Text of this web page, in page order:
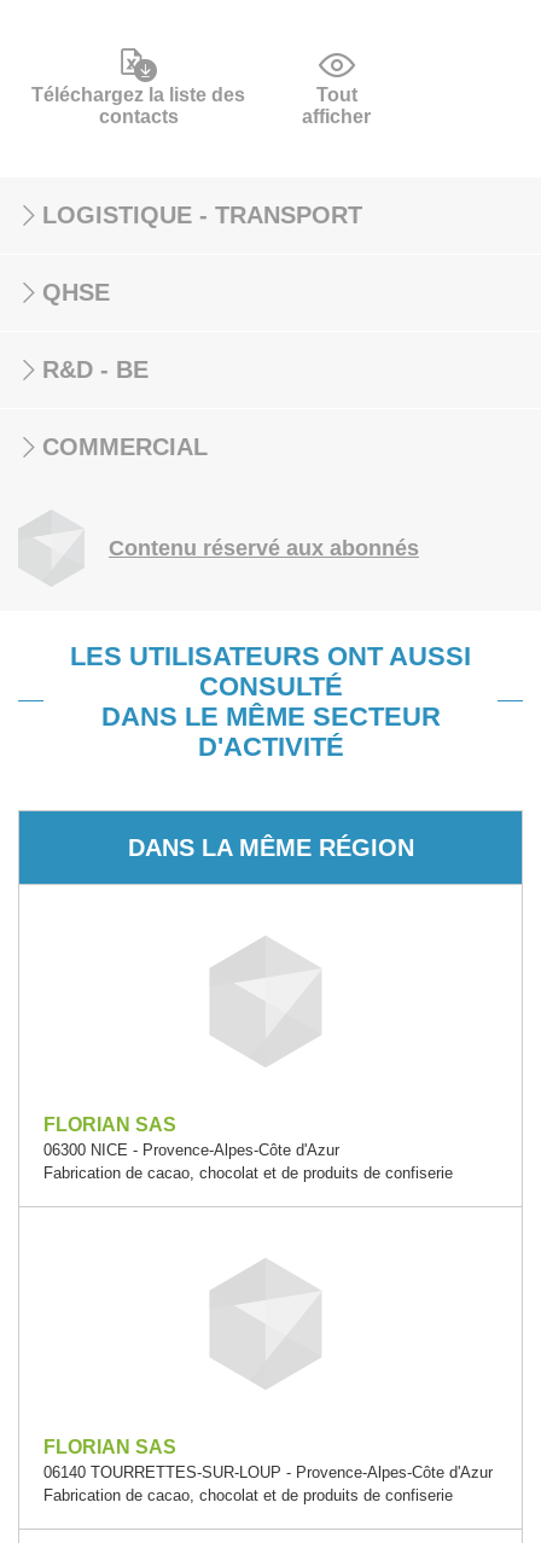
Téléchargez la liste des
contacts
Tout
afficher
LOGISTIQUE - TRANSPORT
QHSE
R&D - BE
COMMERCIAL
Contenu réservé aux abonnés
LES UTILISATEURS ONT AUSSI
CONSULTÉ
DANS LE MÊME SECTEUR
D'ACTIVITÉ
DANS LA MÊME RÉGION
FLORIAN SAS
06300 NICE - Provence-Alpes-Côte d'Azur
Fabrication de cacao, chocolat et de produits de confiserie
FLORIAN SAS
06140 TOURRETTES-SUR-LOUP - Provence-Alpes-Côte d'Azur
Fabrication de cacao, chocolat et de produits de confiserie